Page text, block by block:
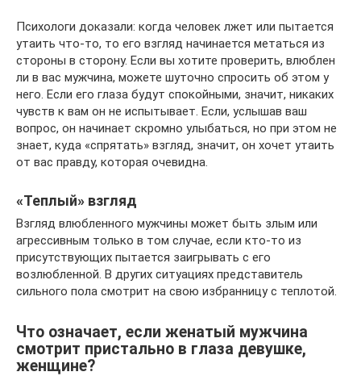
Психологи доказали: когда человек лжет или пытается
утаить что-то, то его взгляд начинается метаться из
стороны в сторону. Если вы хотите проверить, влюблен
ли в вас мужчина, можете шуточно спросить об этом у
него. Если его глаза будут спокойными, значит, никаких
чувств к вам он не испытывает. Если, услышав ваш
вопрос, он начинает скромно улыбаться, но при этом не
знает, куда «спрятать» взгляд, значит, он хочет утаить
от вас правду, которая очевидна.
«Теплый» взгляд
Взгляд влюбленного мужчины может быть злым или
агрессивным только в том случае, если кто-то из
присутствующих пытается заигрывать с его
возлюбленной. В других ситуациях представитель
сильного пола смотрит на свою избранницу с теплотой.
Что означает, если женатый мужчина
смотрит пристально в глаза девушке,
женщине?